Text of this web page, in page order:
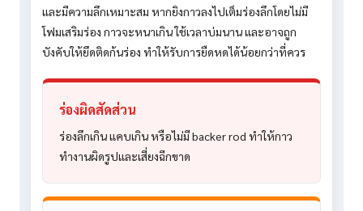
และมีความลึกเหมาะสม หากยิงกาวลงไปเต็มร่องลึกโดยไม่มี
โฟมเสริมร่อง กาวจะหนาเกิน ใช้เวลาบ่มนาน และอาจถูก
บังคับให้ยึดติดก้นร่อง ทำให้รับการยืดหดได้น้อยกว่าที่ควร
ร่องผิดสัดส่วน
ร่องลึกเกิน แคบเกิน หรือไม่มี backer rod ทำให้กาว
ทำงานผิดรูปและเสี่ยงฉีกขาด